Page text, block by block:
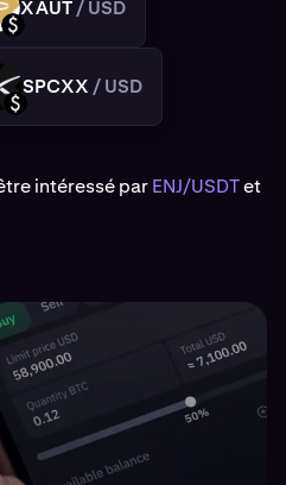
USD
XAUT/ USD
USD
SPCXX / USD
intéressé parENJ/USDTet